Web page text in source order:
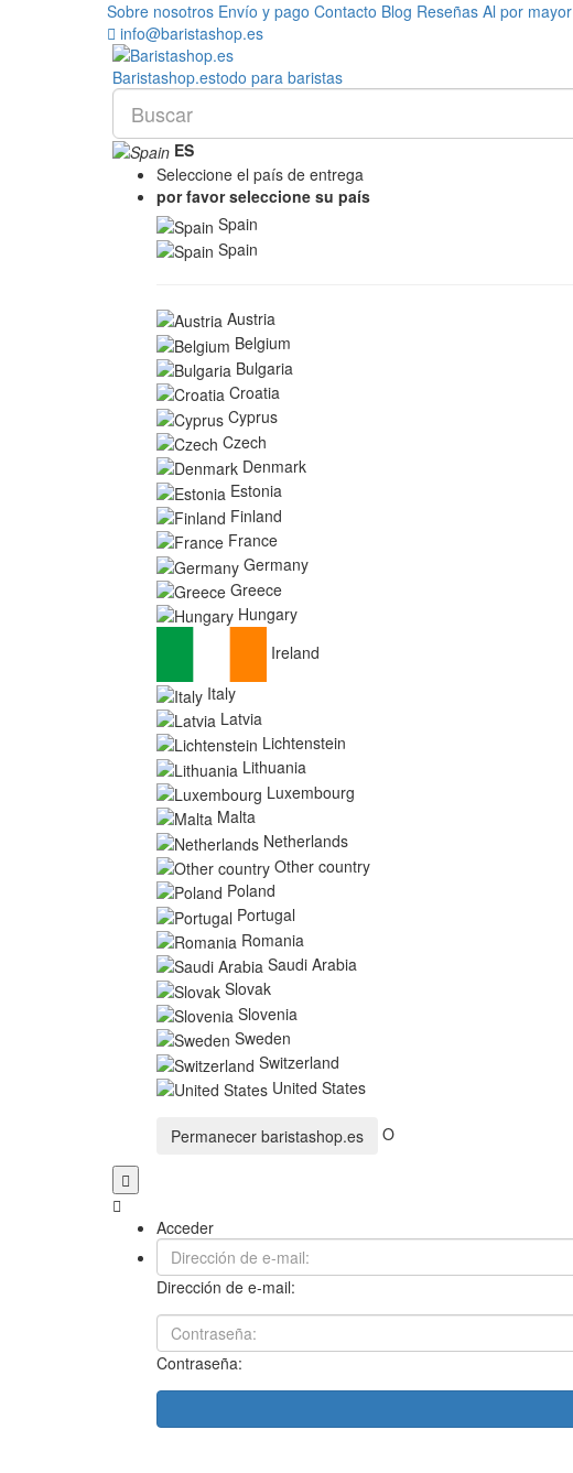
Sobre nosotros Envío y pago Contacto Blog Reseñas Al por mayor
info@baristashop.es
Baristashop.estodo para baristas
ES
Seleccione el país de entrega
por favor seleccione su país
Spain
Spain
Austria
Belgium
Bulgaria
Croatia
Cyprus
Czech
Denmark
Estonia
Finland
France
Germany
Greece
Hungary
Ireland
Italy
Latvia
Lichtenstein
Lithuania
Luxembourg
Malta
Netherlands
Other country
Poland
Portugal
Romania
Saudi Arabia
Slovak
Slovenia
Sweden
Switzerland
United States
Permanecer baristashop.es O
Acceder
Dirección de e-mail:
Contraseña: